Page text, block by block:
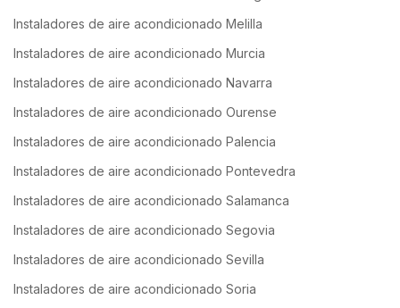
Instaladores de aire acondicionado Melilla
Instaladores de aire acondicionado Murcia
Instaladores de aire acondicionado Navarra
Instaladores de aire acondicionado Ourense
Instaladores de aire acondicionado Palencia
Instaladores de aire acondicionado Pontevedra
Instaladores de aire acondicionado Salamanca
Instaladores de aire acondicionado Segovia
Instaladores de aire acondicionado Sevilla
Instaladores de aire acondicionado Soria